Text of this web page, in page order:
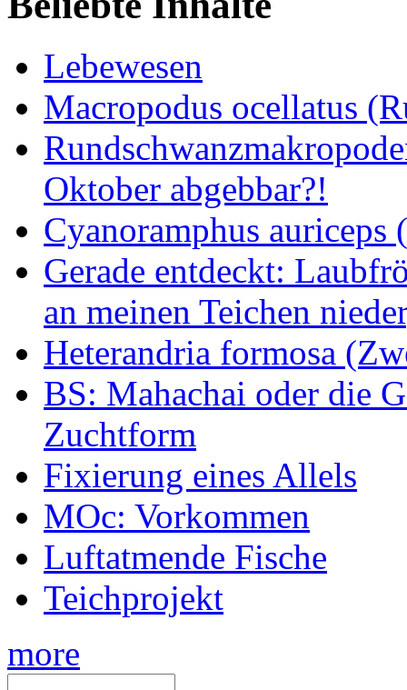
Lebewesen
Macropodus ocellatus
Oktober abgebbar?!
Cyanoramphus
Gerade entdeckt:
an meinen Teichen
Heterandria formosa
BS: Mahachai oder die
Zuchtform
Fixierung eines Allels
MOc: Vorkommen
Luftatmende Fische
Teichprojekt
more